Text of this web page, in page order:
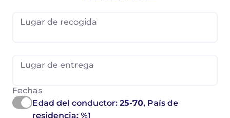
Lugar de recogida
Lugar de entrega
Fechas
Edad del conductor:25-70, País de
residencia: %1